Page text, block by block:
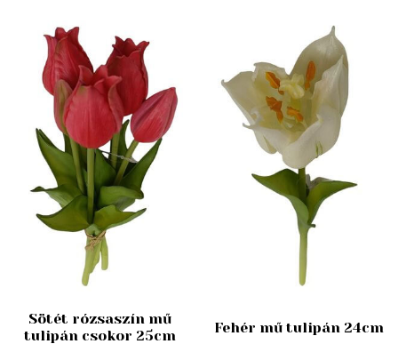
Sötét rózsaszín mű
tulipán csokor 25cm
Fehér mű tulipán 24cm